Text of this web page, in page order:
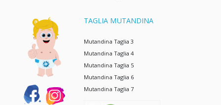
TAGLIA MUTANDINA
Mutandina Taglia 3
Mutandina Taglia 4
Mutandina Taglia 5
Mutandina Taglia 6
Mutandina Taglia 7